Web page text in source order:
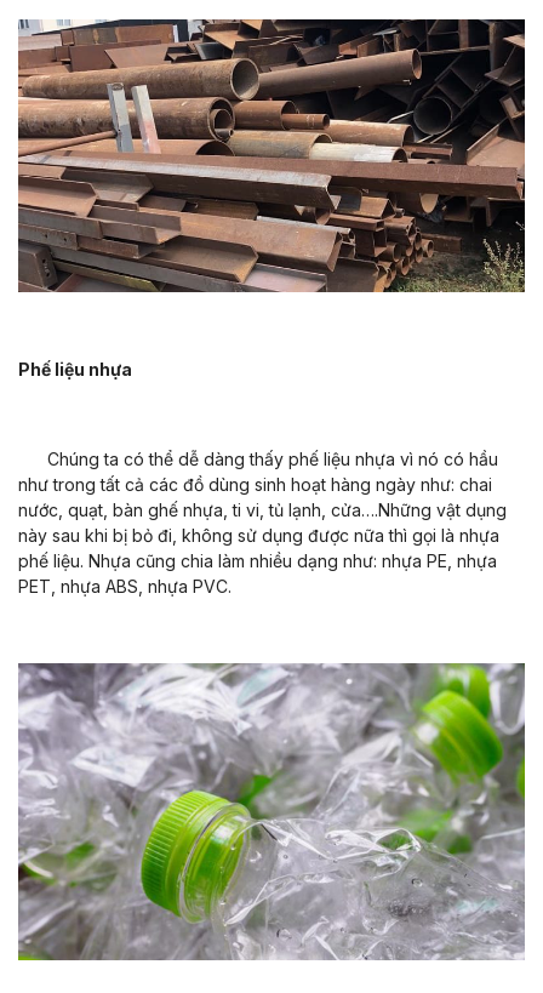
Phế liệu nhựa
Chúng ta có thể dễ dàng thấy phế liệu nhựa vì nó có hầu
như trong tất cả các đồ dùng sinh hoạt hàng ngày như: chai
nước, quạt, bàn ghế nhựa, ti vi, tủ lạnh, cửa….Những vật dụng
này sau khi bị bỏ đi, không sử dụng được nữa thì gọi là nhựa
phế liệu. Nhựa cũng chia làm nhiều dạng như: nhựa PE, nhựa
PET, nhựa ABS, nhựa PVC.